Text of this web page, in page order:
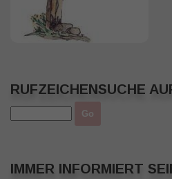
RUFZEICHENSUCHE
IMMER INFORMIERT